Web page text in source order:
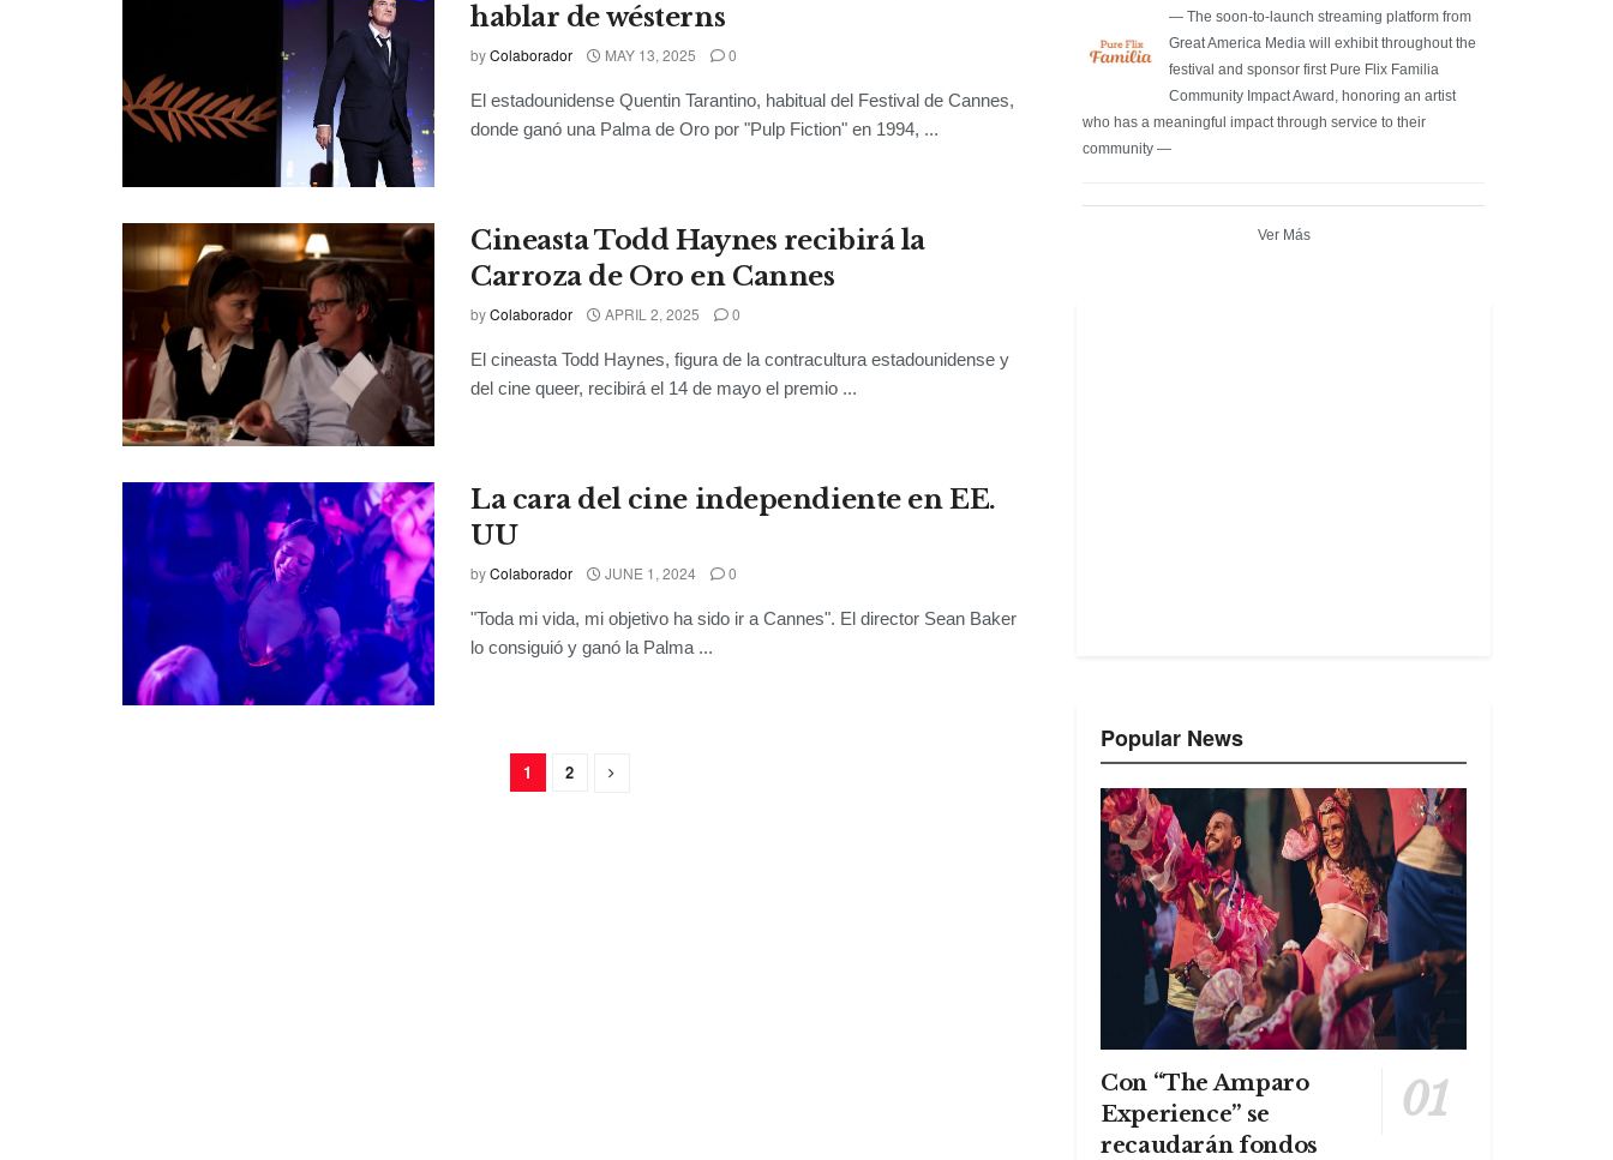
hablar de wésterns
byColaborador MAY 13, 2025 0
El estadounidense Quentin Tarantino, habitual del Festival de Cannes,
donde ganó una Palma de Oro por "Pulp Fiction" en 1994, ...
Cineasta Todd Haynes recibirá la
Carroza de Oro en Cannes
byColaborador APRIL 2, 2025 0
El cineasta Todd Haynes, figura de la contracultura estadounidense y
del cine queer, recibirá el 14 de mayo el premio ...
La cara del cine independiente en EE.
UU
byColaborador JUNE 1, 2024 0
"Toda mi vida, mi objetivo ha sido ir a Cannes". El director Sean Baker
lo consiguió y ganó la Palma ...
1 2
— The soon-to-launch streaming platform from
Great America Media will exhibit throughout the
festival and sponsor first Pure Flix Familia
Community Impact Award, honoring an artist
who has a meaningful impact through service to their
community —
Ver Más
Popular News
Con “The Amparo
Experience” se
recaudarán fondos